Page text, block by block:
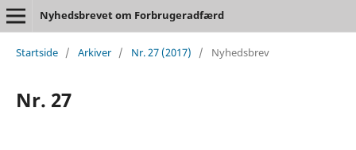
Nyhedsbrevet om Forbrugeradfærd
Startside / Arkiver / Nr. 27 (2017) / Nyhedsbrev
Nr. 27